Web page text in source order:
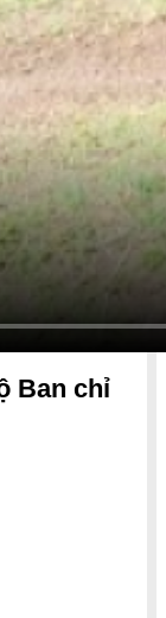
Ban chỉ